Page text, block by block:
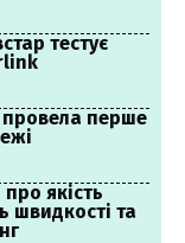
тестує
провела перше
якість
швидкості та